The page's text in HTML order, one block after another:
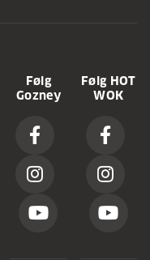
Følg
Gozney
Følg HOT
WOK